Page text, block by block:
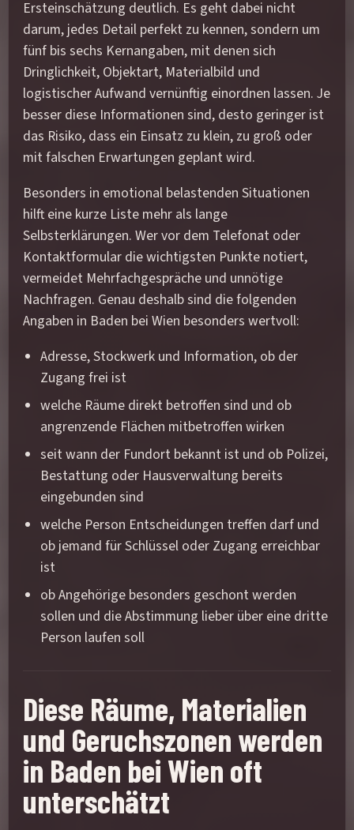
Ersteinschätzung deutlich. Es geht dabei nicht
darum, jedes Detail perfekt zu kennen, sondern um
fünf bis sechs Kernangaben, mit denen sich
Dringlichkeit, Objektart, Materialbild und
logistischer Aufwand vernünftig einordnen lassen. Je
besser diese Informationen sind, desto geringer ist
das Risiko, dass ein Einsatz zu klein, zu groß oder
mit falschen Erwartungen geplant wird.
Besonders in emotional belastenden Situationen
hilft eine kurze Liste mehr als lange
Selbsterklärungen. Wer vor dem Telefonat oder
Kontaktformular die wichtigsten Punkte notiert,
vermeidet Mehrfachgespräche und unnötige
Nachfragen. Genau deshalb sind die folgenden
Angaben in Baden bei Wien besonders wertvoll:
Adresse, Stockwerk und Information, ob der
Zugang frei ist
welche Räume direkt betroffen sind und ob
angrenzende Flächen mitbetroffen wirken
seit wann der Fundort bekannt ist und ob Polizei,
Bestattung oder Hausverwaltung bereits
eingebunden sind
welche Person Entscheidungen treffen darf und
ob jemand für Schlüssel oder Zugang erreichbar
ist
ob Angehörige besonders geschont werden
sollen und die Abstimmung lieber über eine dritte
Person laufen soll
Diese Räume, Materialien
und Geruchszonen werden
in Baden bei Wien oft
unterschätzt